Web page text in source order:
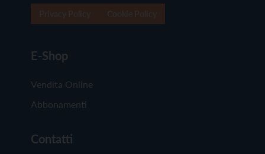
E-Shop
Vendita Online
Abbonamenti
Contatti